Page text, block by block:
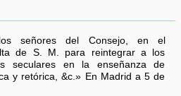
señores del Consejo, en el
de S. M. para reintegrar a los
seculares en la enseñanza de
y retórica, &c.» En Madrid a 5 de